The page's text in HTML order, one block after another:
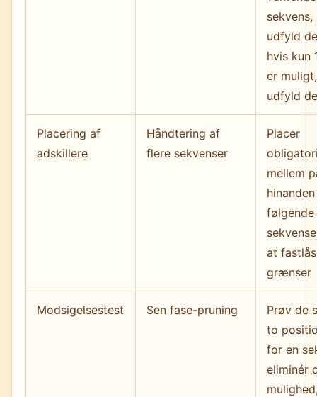
sekvens,
udfyld
hvis kun
er muligt,
udfyld
Placering af
adskillere
Håndtering af
flere sekvenser
Placer
mellem
hinanden
følgende
at
grænser
Modsigelsestest Sen fase-pruning
Prøv de
to
for en
eliminér